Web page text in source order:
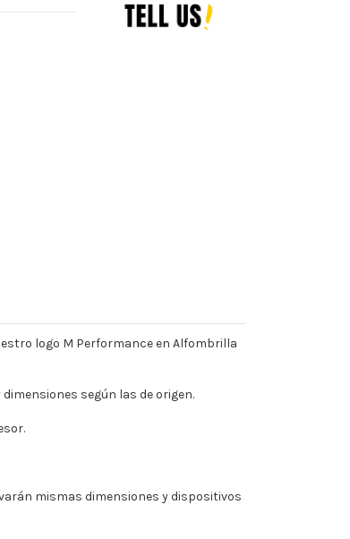
logo M Performance en Alfombrilla
según las de origen.
mismas dimensiones y dispositivos